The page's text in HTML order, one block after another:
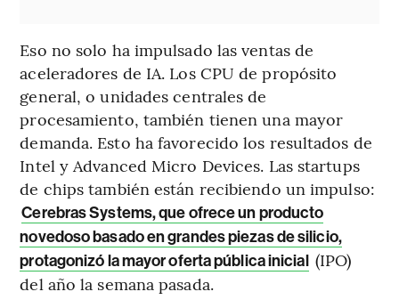
Eso no solo ha impulsado las ventas de
aceleradores de IA. Los CPU de propósito
general, o unidades centrales de
procesamiento, también tienen una mayor
demanda. Esto ha favorecido los resultados de
Intel y Advanced Micro Devices. Las startups
de chips también están recibiendo un impulso:
Cerebras Systems, que ofrece un producto
novedoso basado en grandes piezas de silicio,
protagonizó la mayor oferta pública inicial (IPO)
del año la semana pasada.